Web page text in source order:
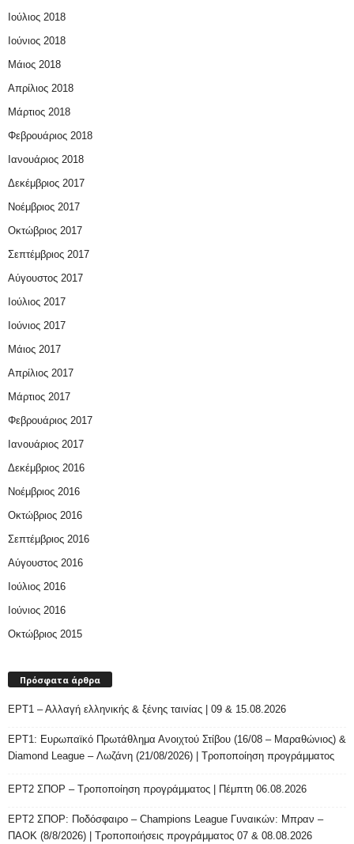
Ιούλιος 2018
Ιούνιος 2018
Μάιος 2018
Απρίλιος 2018
Μάρτιος 2018
Φεβρουάριος 2018
Ιανουάριος 2018
Δεκέμβριος 2017
Νοέμβριος 2017
Οκτώβριος 2017
Σεπτέμβριος 2017
Αύγουστος 2017
Ιούλιος 2017
Ιούνιος 2017
Μάιος 2017
Απρίλιος 2017
Μάρτιος 2017
Φεβρουάριος 2017
Ιανουάριος 2017
Δεκέμβριος 2016
Νοέμβριος 2016
Οκτώβριος 2016
Σεπτέμβριος 2016
Αύγουστος 2016
Ιούλιος 2016
Ιούνιος 2016
Οκτώβριος 2015
Πρόσφατα άρθρα
ΕΡΤ1 – Αλλαγή ελληνικής & ξένης ταινίας | 09 & 15.08.2026
ΕΡΤ1: Ευρωπαϊκό Πρωτάθλημα Ανοιχτού Στίβου (16/08 – Μαραθώνιος) &
Diamond League – Λωζάνη (21/08/2026) | Τροποποίηση προγράμματος
ΕΡΤ2 ΣΠΟΡ – Τροποποίηση προγράμματος | Πέμπτη 06.08.2026
ΕΡΤ2 ΣΠΟΡ: Ποδόσφαιρο – Champions League Γυναικών: Μπραν –
ΠΑΟΚ (8/8/2026) | Τροποποιήσεις προγράμματος 07 & 08.08.2026